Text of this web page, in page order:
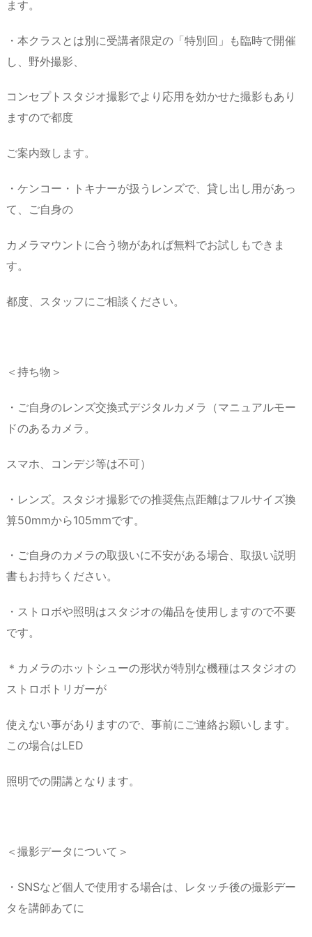
ます。
・本クラスとは別に受講者限定の「特別回」も臨時で開催
し、野外撮影、
コンセプトスタジオ撮影でより応用を効かせた撮影もあり
ますので都度
ご案内致します。
・ケンコー・トキナーが扱うレンズで、貸し出し用があっ
て、ご自身の
カメラマウントに合う物があれば無料でお試しもできま
す。
都度、スタッフにご相談ください。
＜持ち物＞
・ご自身のレンズ交換式デジタルカメラ（マニュアルモー
ドのあるカメラ。
スマホ、コンデジ等は不可）
・レンズ。スタジオ撮影での推奨焦点距離はフルサイズ換
算50mmから105mmです。
・ご自身のカメラの取扱いに不安がある場合、取扱い説明
書もお持ちください。
・ストロボや照明はスタジオの備品を使用しますので不要
です。
＊カメラのホットシューの形状が特別な機種はスタジオの
ストロボトリガーが
使えない事がありますので、事前にご連絡お願いします。
この場合はLED
照明での開講となります。
＜撮影データについて＞
・SNSなど個人で使用する場合は、レタッチ後の撮影デー
タを講師あてに